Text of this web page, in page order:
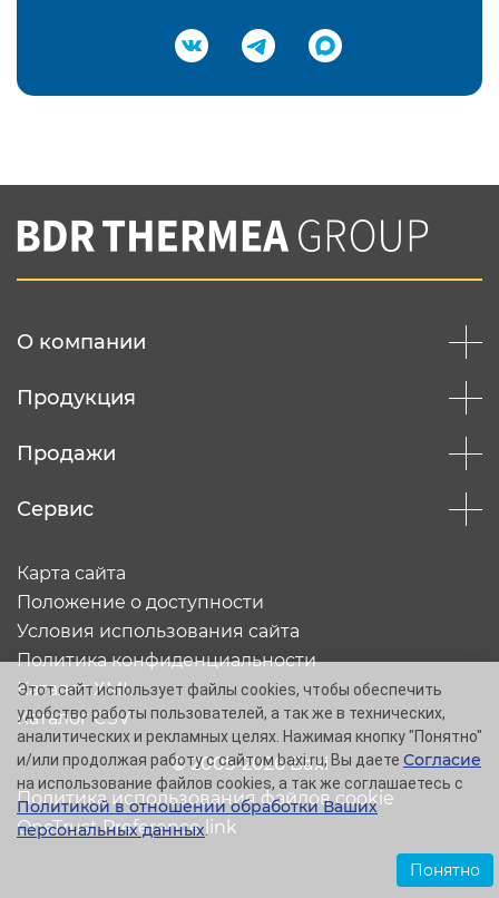
Подтвердить e-mail
Вы соглашаетесь с нашей политикой
конфеденциальности
О компании
Продукция
Продажи
Сервис
© 2005-2026 Baxi
Карта сайта
Положение о доступности
Условия использования сайта
Политика конфиденциальности
Каталог XML
Каталог CSV
Политика использования файлов cookie
OneTrust Preference link
Этот сайт использует файлы cookies, чтобы обеспечить
удобство работы пользователей, а так же в технических,
аналитических и рекламных целях. Нажимая кнопку "Понятно"
и/или продолжая работу с сайтом baxi.ru, Вы даете Согласие
на использование файлов cookies, а так же соглашаетесь с
Политикой в отношении обработки Ваших
персональных данных.
Понятно